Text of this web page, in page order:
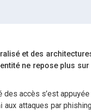
et des
ne repose plus
des accès s’est
aux attaques par